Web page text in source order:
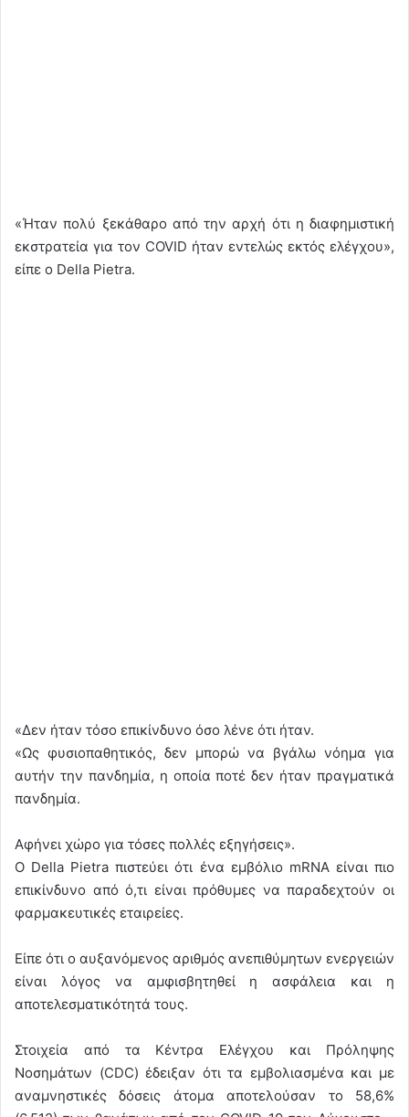
«Ήταν πολύ ξεκάθαρο από την αρχή ότι η διαφημιστική
εκστρατεία για τον COVID ήταν εντελώς εκτός ελέγχου»,
είπε ο Della Pietra.
«Δεν ήταν τόσο επικίνδυνο όσο λένε ότι ήταν.
«Ως φυσιοπαθητικός, δεν μπορώ να βγάλω νόημα για
αυτήν την πανδημία, η οποία ποτέ δεν ήταν πραγματικά
πανδημία.
Αφήνει χώρο για τόσες πολλές εξηγήσεις».
Ο Della Pietra πιστεύει ότι ένα εμβόλιο mRNA είναι πιο
επικίνδυνο από ό,τι είναι πρόθυμες να παραδεχτούν οι
φαρμακευτικές εταιρείες.
Είπε ότι ο αυξανόμενος αριθμός ανεπιθύμητων ενεργειών
είναι λόγος να αμφισβητηθεί η ασφάλεια και η
αποτελεσματικότητά τους.
Στοιχεία από τα Κέντρα Ελέγχου και Πρόληψης
Νοσημάτων (CDC) έδειξαν ότι τα εμβολιασμένα και με
αναμνηστικές δόσεις άτομα αποτελούσαν το 58,6%